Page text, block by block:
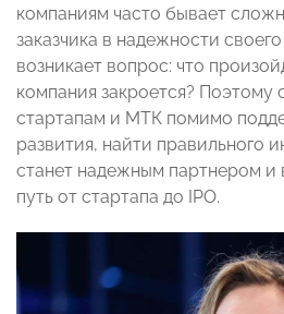
компаниям часто бывает
заказчика в надежности
возникает вопрос: что
компания закроется? Поэтому
стартапам и МТК помимо
развития, найти правильного
станет надежным партнером и
путь от стартапа до IPO.